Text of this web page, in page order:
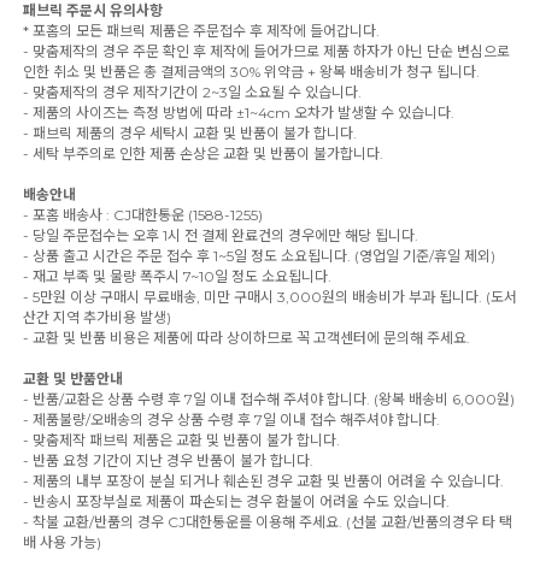
패브릭 주문시 유의사항
* 포홈의 모든 패브릭 제품은 주문접수 후 제작에 들어갑니다.
- 맞춤제작의 경우 주문 확인 후 제작에 들어가므로 제품 하자가 아닌 단순 변심으로
인한 취소 및 반품은 총 결제금액의 30% 위약금 + 왕복 배송비가 청구 됩니다.
- 맞춤제작의 경우 제작기간이 2~3일 소요될 수 있습니다.
- 제품의 사이즈는 측정 방법에 따라 ±1~4cm 오차가 발생할 수 있습니다.
- 패브릭 제품의 경우 세탁시 교환 및 반품이 불가 합니다.
- 세탁 부주의로 인한 제품 손상은 교환 및 반품이 불가합니다.
배송안내
- 포홈 배송사 : CJ대한통운 (1588-1255)
- 당일 주문접수는 오후 1시 전 결제 완료건의 경우에만 해당 됩니다.
- 상품 출고 시간은 주문 접수 후 1~5일 정도 소요됩니다. (영업일 기준/휴일 제외)
- 재고 부족 및 물량 폭주시 7~10일 정도 소요됩니다.
- 5만원 이상 구매시 무료배송, 미만 구매시 3,000원의 배송비가 부과 됩니다. (도서
산간 지역 추가비용 발생)
- 교환 및 반품 비용은 제품에 따라 상이하므로 꼭 고객센터에 문의해 주세요.
교환 및 반품안내
- 반품/교환은 상품 수령 후 7일 이내 접수해 주셔야 합니다. (왕복 배송비 6,000원)
- 제품불량/오배송의 경우 상품 수령 후 7일 이내 접수 해주셔야 합니다.
- 맞춤제작 패브릭 제품은 교환 및 반품이 불가 합니다.
- 반품 요청 기간이 지난 경우 반품이 불가 합니다.
- 제품의 내부 포장이 분실 되거나 훼손된 경우 교환 및 반품이 어려울 수 있습니다.
- 반송시 포장부실로 제품이 파손되는 경우 환불이 어려울 수도 있습니다.
- 착불 교환/반품의 경우 CJ대한통운를 이용해 주세요. (선불 교환/반품의경우 타 택
배 사용 가능)